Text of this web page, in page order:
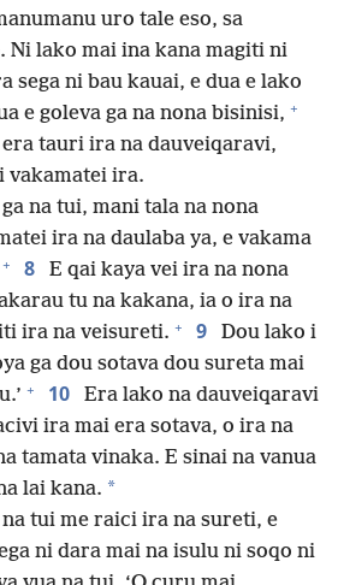
uro tale eso, sa
Ni lako mai ina kana magiti ni
sega ni bau kauai, e dua e lako
e goleva ga na nona bisinisi, +
tauri ira na dauveiqaravi,
vakamatei ira.
na tui, mani tala na nona
ira na daulaba ya, e vakama
+ 8
E qai kaya vei ira na nona
tu na kakana, ia o ira na
ira na veisureti. + 9
Dou lako i
ga dou sotava dou sureta mai
+ 10
Era lako na dauveiqaravi
ira mai era sotava, o ira na
tamata vinaka. E sinai na vanua
lai kana. *
tui me raici ira na sureti, e
ni dara mai na isulu ni soqo ni